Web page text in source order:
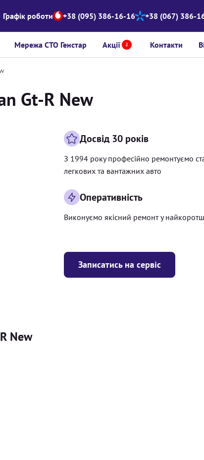
Графік роботи +38 (095) 386-16-16 +38 (067) 386-
Мережа СТО Генстар Акції 2 Контакти
Gt-R New
Записатись на сервіс
Досвід 30 років
З 1994 року професійно ремонтуємо
легкових та вантажних авто
Оперативність
Виконуємо якісний ремонт у
New